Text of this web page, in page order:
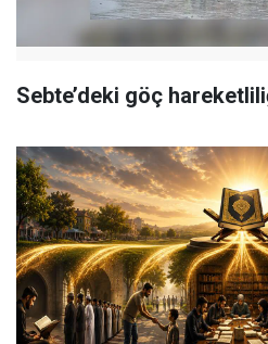
Sebte’deki göç